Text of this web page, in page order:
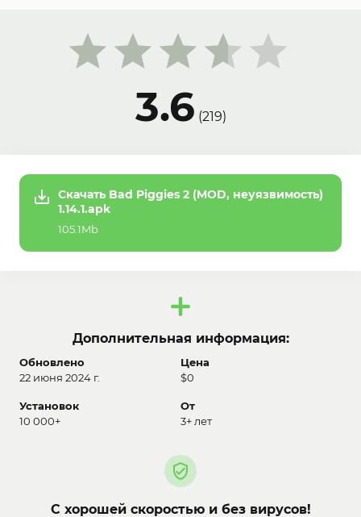
3.6 (219)
Скачать Bad Piggies 2 (MOD, неуязвимость)
1.14.1.apk
105.1Mb
Дополнительная информация:
Обновлено
22 июня 2024 г.
Цена
$0
Установок
10 000+
От
3+ лет
С хорошей скоростью и без вирусов!